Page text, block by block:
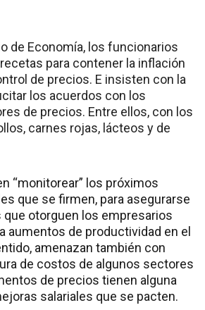
de Economía, los funcionarios
para contener la inflación
de precios. E insisten con la
los acuerdos con los
de precios. Entre ellos, con los
carnes rojas, lácteos y de
“monitorear” los próximos
que se firmen, para asegurarse
otorguen los empresarios
aumentos de productividad en el
amenazan también con
de costos de algunos sectores
de precios tienen alguna
salariales que se pacten.